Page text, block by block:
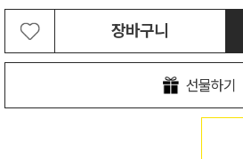
장바구니
선물하기